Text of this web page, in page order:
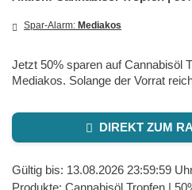
Spar-Alarm: Mediakos
Jetzt 50% sparen auf Cannabisöl
Mediakos. Solange der Vorrat
DIREKT ZUM
Gültig bis: 13.08.2026 23:59:59